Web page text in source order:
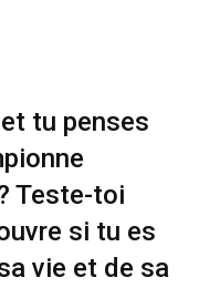
tu penses
Teste-toi
si tu es
vie et de sa